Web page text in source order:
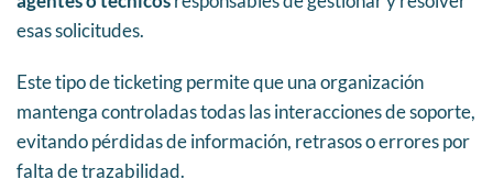
esas solicitudes.
Este tipo de ticketing permite que una organización
mantenga controladas todas las interacciones de soporte,
evitando pérdidas de información, retrasos o errores por
falta de trazabilidad.